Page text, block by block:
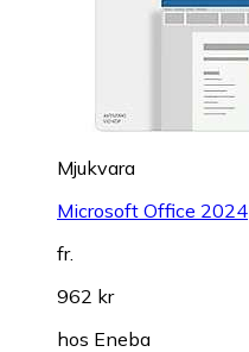
Mjukvara
Microsoft Office 2024
fr.
962 kr
hos Eneba